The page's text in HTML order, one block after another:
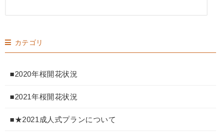
カテゴリ
■2020年桜開花状況
■2021年桜開花状況
■★2021成人式プランについて